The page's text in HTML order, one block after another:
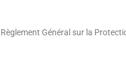
Général sur la